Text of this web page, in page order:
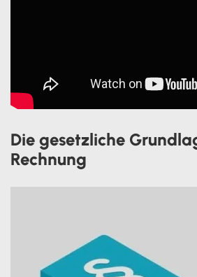
Die gesetzliche
Rechnung